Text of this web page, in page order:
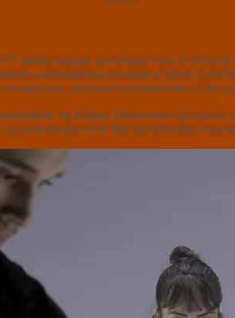
endnu engang sin utrolige evne til at
uendelighedsscenografi af Brian
snestorm, og mister fornemmelsen af tid
og Márton Debreczenyi på gulvet,
understreger hvor lille og undseelig et